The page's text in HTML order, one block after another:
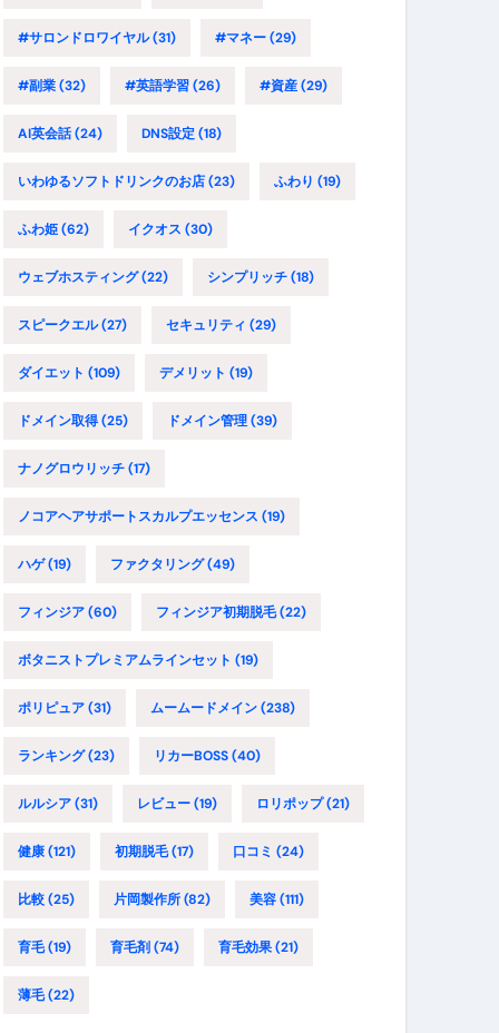
#サロンドロワイヤル(31) #マネー(29)
#副業(32) #英語学習(26) #資産(29)
AI英会話(24) DNS設定(18)
いわゆるソフトドリンクのお店(23) ふわり (19)
ふわ姫(62) イクオス (30)
ウェブホスティング(22) シンプリッチ(18)
スピークエル(27) セキュリティ (29)
ダイエット (109) デメリット (19)
ドメイン取得(25) ドメイン管理(39)
ナノグロウリッチ(17)
ノコアヘアサポートスカルプエッセンス (19)
ハゲ(19) ファクタリング(49)
フィンジア(60) フィンジア初期脱毛(22)
ボタニストプレミアムラインセット (19)
ポリピュア(31) ムームードメイン(238)
ランキング(23) リカーBOSS(40)
ルルシア(31) レビュー(19) ロリポップ(21)
健康(121) 初期脱毛(17) 口コミ (24)
比較(25) 片岡製作所(82) 美容(111)
育毛(19) 育毛剤 (74) 育毛効果(21)
薄毛(22)